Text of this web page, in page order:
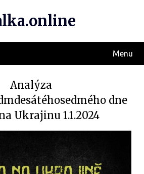
Menu
Analýza
dne
Ukrajinu 1.1.2024